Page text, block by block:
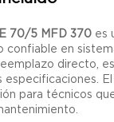
70/5 MFD 370 es
confiable en
directo,
especificaciones. El
para técnicos